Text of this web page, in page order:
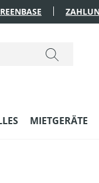
MIETGERÄTE